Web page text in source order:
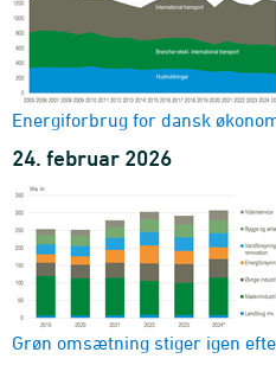
2011-2023
Affaldsproduktion efter
endelig anvendelse
branche, farlighed og
2011-2023 - Ton
Indikator: Indenlandsk
område og måleenhed
2010-2024 - Tons pr. indb.
Materialestrømsregnskab
materialetype og indikator
1993-2024 - Ton
Materialestrømme opgjort i
råstoftype og indikator
Energiforbrug for dansk
24. februar 2026
Grøn omsætning stiger igen